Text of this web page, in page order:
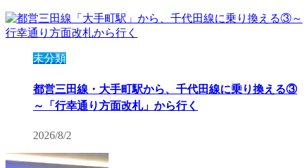
未分類
都営三田線・大手町駅から、千代田線に乗り換える③
～「行幸通り方面改札」から行く
2026/8/2